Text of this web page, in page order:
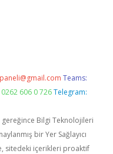
Teams:
606 0 726 Telegram:
gereğince Bilgi Teknolojileri
bir Yer Sağlayıcı
sitedeki içerikleri proaktif